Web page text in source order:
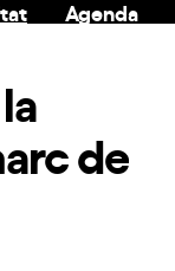
Agenda
de